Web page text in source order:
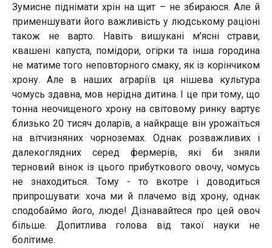
Зумисне піднімати хрін на щит – не збираюся. Але й
применшувати його важливість у людському раціоні
також не варто. Навіть вишукані м’ясні страви,
квашені капуста, помідори, огірки та інша городина
не матиме того неповторного смаку, як із корінчиком
хрону. Але в наших аграріїв ця нішева культура
чомусь здавна, мов нерідна дитина. І це при тому, що
тонна неочищеного хрону на світовому ринку вартує
близько 20 тисяч доларів, а найкраще він урожаїться
на вітчизняних чорноземах. Однак розважливих і
далекоглядних серед фермерів, які би зняли
терновий вінок із цього прибуткового овочу, чомусь
не знаходиться. Тому - то вкотре і доводиться
припрошувати: хоча ми й плачемо від хрону, однак
сподобаймо його, люде! Дізнавайтеся про цей овоч
більше. Допитлива голова від такої науки не
болітиме.